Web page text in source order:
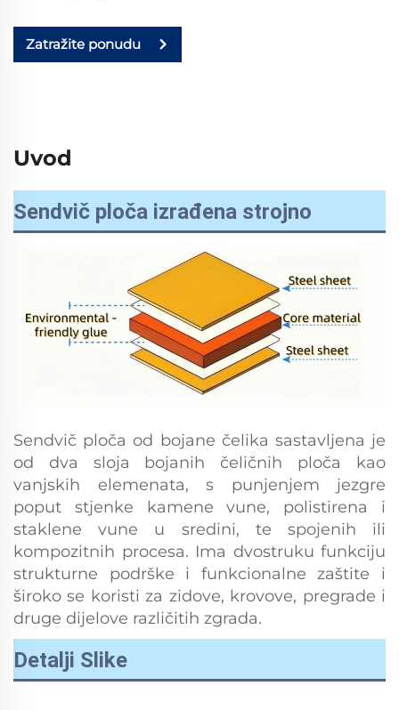
Zatražite ponudu
Uvod
Sendvič ploča izrađena strojno
Sendvič ploča od bojane čelika sastavljena je
od dva sloja bojanih čeličnih ploča kao
vanjskih elemenata, s punjenjem jezgre
poput stjenke kamene vune, polistirena i
staklene vune u sredini, te spojenih ili
kompozitnih procesa. Ima dvostruku funkciju
strukturne podrške i funkcionalne zaštite i
široko se koristi za zidove, krovove, pregrade i
druge dijelove različitih zgrada.
Detalji Slike